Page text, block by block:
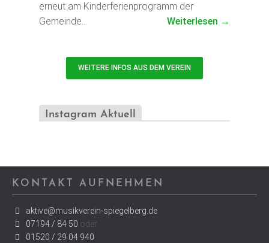
erneut am Kinderferienprogramm der
Gemeinde…
Weiterlesen →
WEITERE INFOS AUS DEM VEREIN
Instagram Aktuell
KONTAKT AUFNEHMEN
aktive@musikverein-spiegelberg.de
07194 / 84 50 oder
01520 / 29 04 940